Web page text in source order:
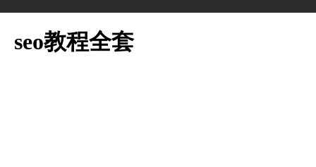
seo教程全套